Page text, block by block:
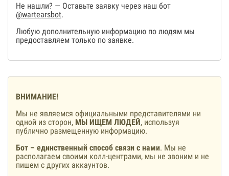
Не нашли? — Оставьте заявку через наш бот
@wartearsbot.
Любую дополнительную информацию по людям мы
предоставляем только по заявке.
ВНИМАНИЕ!
Мы не являемся официальными представителями ни
одной из сторон, МЫ ИЩЕМ ЛЮДЕЙ, используя
публично размещенную информацию.
Бот – единственный способ связи с нами. Мы не
располагаем своими колл-центрами, мы не звоним и не
пишем с других аккаунтов.